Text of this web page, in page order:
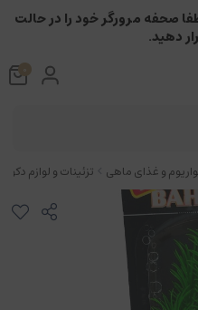
و غذای ماهی تزئینات و لوازم
صحفه مرورگر خود را در حالت
دهید.
0